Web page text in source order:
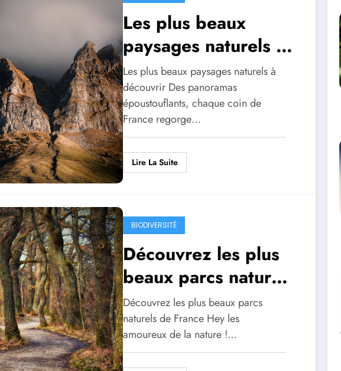
Les plus beaux
paysages naturels à
découvrir
Les plus beaux paysages naturels à
découvrir Des panoramas
époustouflants, chaque coin de
France regorge…
Lire La Suite
BIODIVERSITÉ
Découvrez les plus
beaux parcs naturels
de France
Découvrez les plus beaux parcs
naturels de France Hey les
amoureux de la nature !…